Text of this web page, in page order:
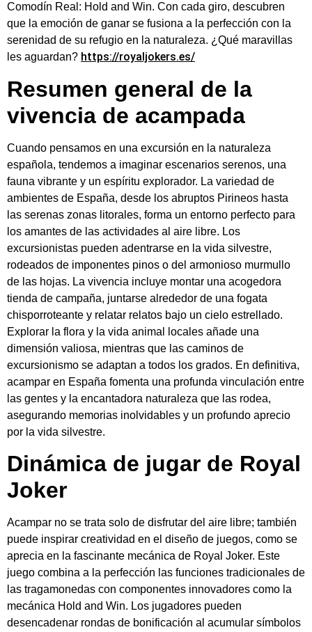
Comodín Real: Hold and Win. Con cada giro, descubren
que la emoción de ganar se fusiona a la perfección con la
serenidad de su refugio en la naturaleza. ¿Qué maravillas
les aguardan? https://royaljokers.es/
Resumen general de la
vivencia de acampada
Cuando pensamos en una excursión en la naturaleza
española, tendemos a imaginar escenarios serenos, una
fauna vibrante y un espíritu explorador. La variedad de
ambientes de España, desde los abruptos Pirineos hasta
las serenas zonas litorales, forma un entorno perfecto para
los amantes de las actividades al aire libre. Los
excursionistas pueden adentrarse en la vida silvestre,
rodeados de imponentes pinos o del armonioso murmullo
de las hojas. La vivencia incluye montar una acogedora
tienda de campaña, juntarse alrededor de una fogata
chisporroteante y relatar relatos bajo un cielo estrellado.
Explorar la flora y la vida animal locales añade una
dimensión valiosa, mientras que las caminos de
excursionismo se adaptan a todos los grados. En definitiva,
acampar en España fomenta una profunda vinculación entre
las gentes y la encantadora naturaleza que las rodea,
asegurando memorias inolvidables y un profundo aprecio
por la vida silvestre.
Dinámica de jugar de Royal
Joker
Acampar no se trata solo de disfrutar del aire libre; también
puede inspirar creatividad en el diseño de juegos, como se
aprecia en la fascinante mecánica de Royal Joker. Este
juego combina a la perfección las funciones tradicionales de
las tragamonedas con componentes innovadores como la
mecánica Hold and Win. Los jugadores pueden
desencadenar rondas de bonificación al acumular símbolos